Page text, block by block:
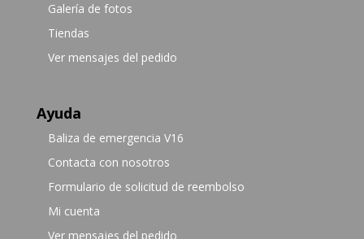
Galería de fotos
Tiendas
Ver mensajes del pedido
Ayuda
Baliza de emergencia V16
Contacta con nosotros
Formulario de solicitud de reembolso
Mi cuenta
Ver mensajes del pedido